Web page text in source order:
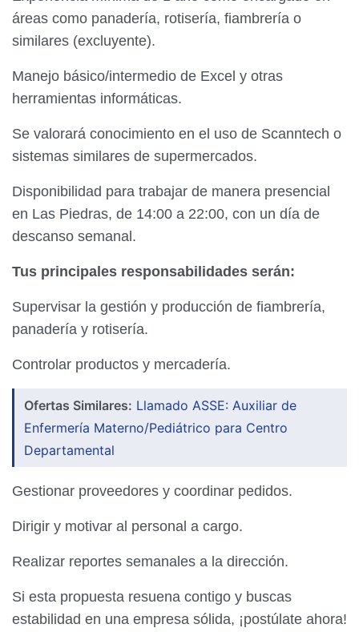
áreas como panadería, rotisería, fiambrería o
similares (excluyente).
Manejo básico/intermedio de Excel y otras
herramientas informáticas.
Se valorará conocimiento en el uso de Scanntech o
sistemas similares de supermercados.
Disponibilidad para trabajar de manera presencial
en Las Piedras, de 14:00 a 22:00, con un día de
descanso semanal.
Tus principales responsabilidades serán:
Supervisar la gestión y producción de fiambrería,
panadería y rotisería.
Controlar productos y mercadería.
Ofertas Similares: Llamado ASSE: Auxiliar de
Enfermería Materno/Pediátrico para Centro
Departamental
Gestionar proveedores y coordinar pedidos.
Dirigir y motivar al personal a cargo.
Realizar reportes semanales a la dirección.
Si esta propuesta resuena contigo y buscas
estabilidad en una empresa sólida, ¡postúlate ahora!